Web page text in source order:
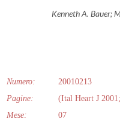
Kenneth A. Bauer;
Numero:
20010213
Pagine:
(Ital Heart J
Mese:
07